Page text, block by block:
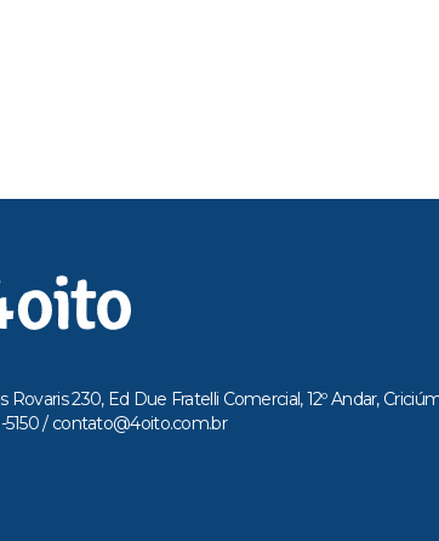
Rovaris 230, Ed Due Fratelli Comercial, 12º Andar,
5150 / contato@4oito.com.br